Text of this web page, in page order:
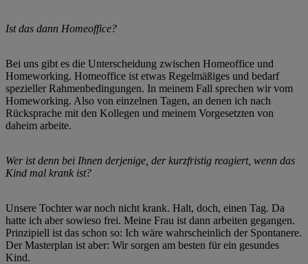
Ist das dann Homeoffice?
Bei uns gibt es die Unterscheidung zwischen Homeoffice und
Homeworking. Homeoffice ist etwas Regelmäßiges und bedarf
spezieller Rahmenbedingungen. In meinem Fall sprechen wir vom
Homeworking. Also von einzelnen Tagen, an denen ich nach
Rücksprache mit den Kollegen und meinem Vorgesetzten von
daheim arbeite.
Wer ist denn bei Ihnen derjenige, der kurzfristig reagiert, wenn das
Kind mal krank ist?
Unsere Tochter war noch nicht krank. Halt, doch, einen Tag. Da
hatte ich aber sowieso frei. Meine Frau ist dann arbeiten gegangen.
Prinzipiell ist das schon so: Ich wäre wahrscheinlich der Spontanere.
Der Masterplan ist aber: Wir sorgen am besten für ein gesundes
Kind.